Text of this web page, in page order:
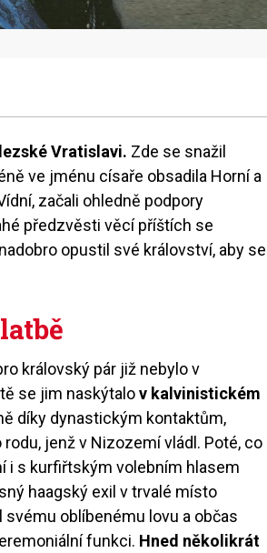
Vratislavi. Zde se snažil
ve jménu císaře obsadila Horní a
začali ohledně podpory
předzvěsti věcí příštích se
opustil své království, aby se
královský pár již nebylo v
se jim naskýtalov kalvinistickém
díky dynastickým kontaktům,
jenž v Nizozemí vládl. Poté, co
i s kurfiřtským volebním hlasem
haagský exil v trvalé místo
oblíbenému lovu a občas
funkci. Hned několikrát